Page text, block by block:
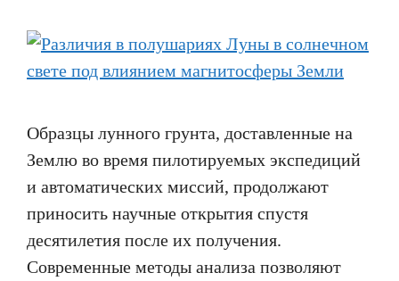
Образцы лунного грунта, доставленные на
Землю во время пилотируемых экспедиций
и автоматических миссий, продолжают
приносить научные открытия спустя
десятилетия после их получения.
Современные методы анализа позволяют